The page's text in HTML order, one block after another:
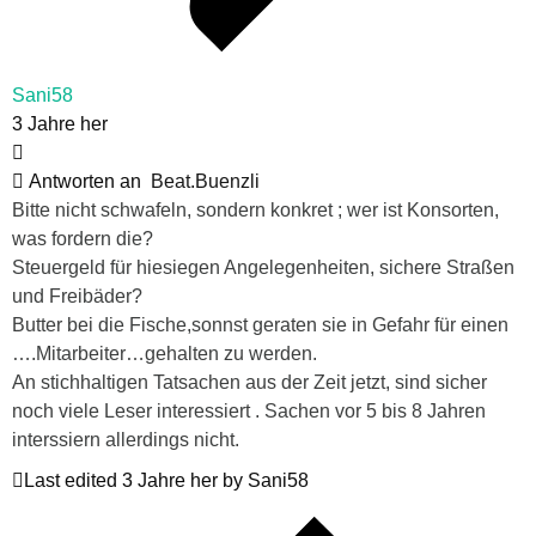
Sani58
3 Jahre her
Antworten an
Beat.Buenzli
Bitte nicht schwafeln, sondern konkret ; wer ist Konsorten,
was fordern die?
Steuergeld für hiesiegen Angelegenheiten, sichere Straßen
und Freibäder?
Butter bei die Fische,sonnst geraten sie in Gefahr für einen
….Mitarbeiter…gehalten zu werden.
An stichhaltigen Tatsachen aus der Zeit jetzt, sind sicher
noch viele Leser interessiert . Sachen vor 5 bis 8 Jahren
interssiern allerdings nicht.
Last edited 3 Jahre her by Sani58